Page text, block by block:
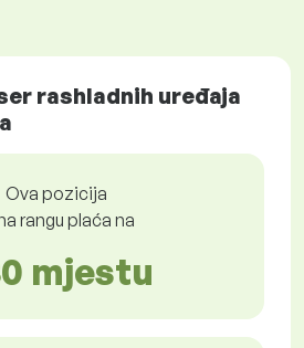
rashladnih uređaja
Ova pozicija
rangu plaća na
mjestu